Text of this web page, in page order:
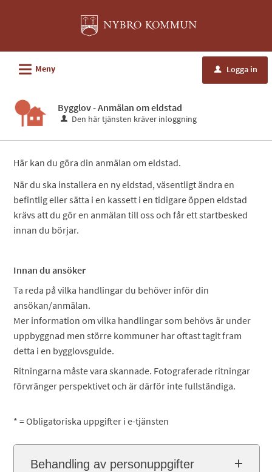
kommun
L Meny u Logga in
Bygglov - Anmälan om eldstad
Den här tjänsten kräver inloggning
Här kan du göra din anmälan om eldstad.
När du ska installera en ny eldstad, väsentligt ändra en
befintlig eller sätta i en kassett i en tidigare öppen eldstad
krävs att du gör en anmälan till oss och får ett startbesked
innan du börjar.
Innan du ansöker
Ta reda på vilka handlingar du behöver inför din
ansökan/anmälan.
Mer information om vilka handlingar som behövs är under
uppbyggnad men större kommuner har oftast tagit fram
detta i en bygglovsguide.
Ritningarna måste vara skannade. Fotograferade ritningar
förvränger perspektivet och är därför inte fullständiga.
* = Obligatoriska uppgifter i e-tjänsten
Behandling av personuppgifter